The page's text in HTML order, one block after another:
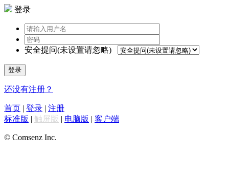
登录
安全提问(未设置请忽略)
登录
还没有注册？
首页 | 登录 | 注册
标准版 | 触屏版 | 电脑版 | 客户端
© Comsenz Inc.